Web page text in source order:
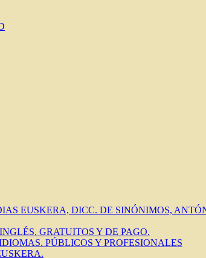
EUSKERA, DICC. DE SINÓNIMOS,
GRATUITOS Y DE PAGO.
PÚBLICOS Y PROFESIONALES